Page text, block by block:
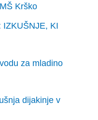
Krško
IZKUŠNJE, KI
za mladino
dijakinje v